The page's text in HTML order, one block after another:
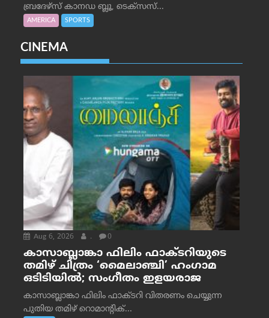
ബ്രദേഴ്‌സ് കാനഡ ബ്ലൂ, ടെക്‌സസ്...
AMERICA SPORTS
CINEMA
Aug 6, 2026 . 0
കാസാബ്ലാങ്കാ ഫിലിം ഫാക്ടറിയുടെ
തമിഴ് ചിത്രം ‘മൈലാഞ്ചി’ ഹംഗാമ
ഒടിടിയിൽ; സംഗീതം ഇളയരാജ
കാസാബ്ലാങ്കാ ഫിലിം ഫാക്ടറി വിതരണം ചെയ്യുന്ന
പുതിയ തമിഴ് റൊമാന്റിക്...